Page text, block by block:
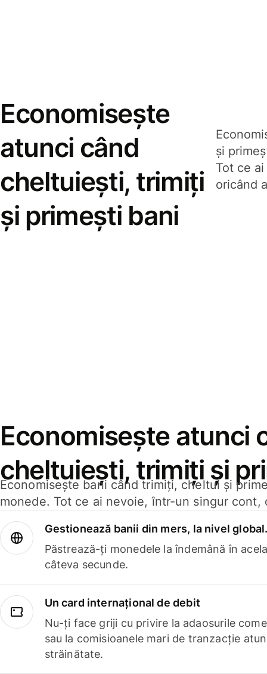
Economisește
atunci când
cheltuiești, trimiți
și primești bani
și
Tot ce
oricând
Economisește atunci
cheltuiești, trimiți și
Economisește bani când trimiți, cheltui și
monede. Tot ce ai nevoie, într-un singur cont,
Gestionează banii din mers, la nivel
Păstrează-ți monedele la îndemână în
câteva secunde.
Un card internațional de debit
Nu-ți face griji cu privire la adaosurile
sau la comisioanele mari de tranzacție
străinătate.